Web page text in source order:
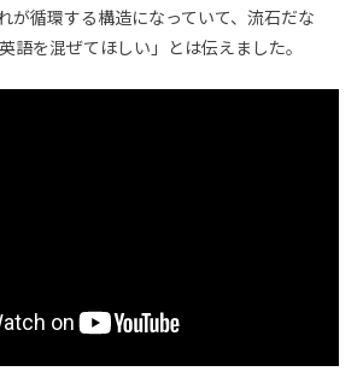
が循環する構造になっていて、流石だな
語を混ぜてほしい」とは伝えました。